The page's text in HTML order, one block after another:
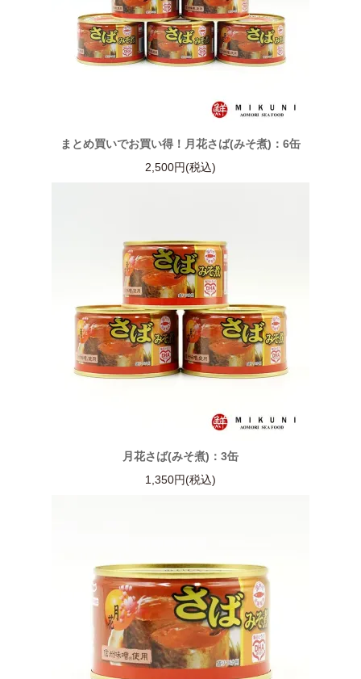
まとめ買いでお買い得！月花さば(みそ煮)：6缶
2,500円(税込)
月花さば(みそ煮)：3缶
1,350円(税込)